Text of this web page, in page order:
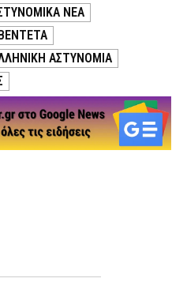
ΝΕΑ
ΒΕΝΤΕΤΑ
ΑΣΤΥΝΟΜΙΑ